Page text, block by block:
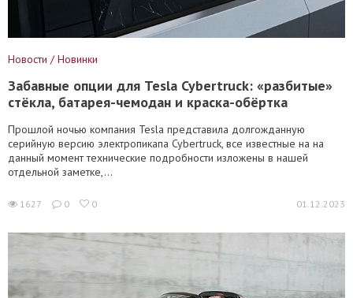
Новости / Новинки
Забавные опции для Tesla Cybertruck: «разбитые»
стёкла, батарея-чемодан и краска-обёртка
Прошлой ночью компания Tesla представила долгожданную
серийную версию электропикапа Cybertruck, все известные на на
данный момент технические подробности изложены в нашей
отдельной заметке,...
1627 0 0 01.12.2023